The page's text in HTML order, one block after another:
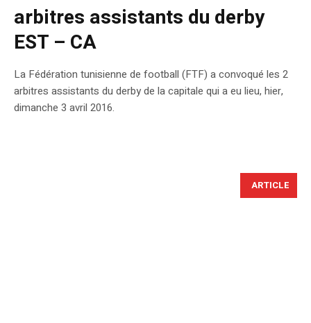
arbitres assistants du derby
EST – CA
La Fédération tunisienne de football (FTF) a convoqué les 2
arbitres assistants du derby de la capitale qui a eu lieu, hier,
dimanche 3 avril 2016.
ARTICLE